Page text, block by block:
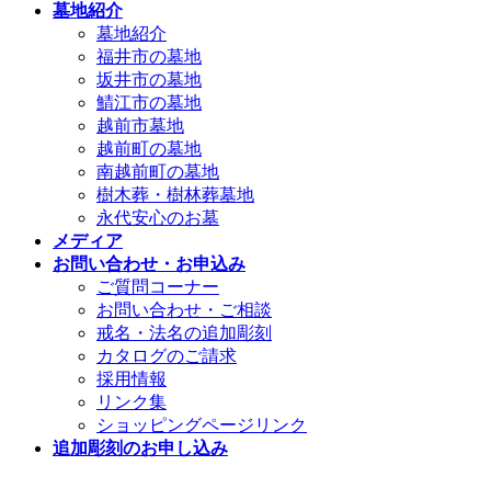
墓地紹介
墓地紹介
福井市の墓地
坂井市の墓地
鯖江市の墓地
越前市墓地
越前町の墓地
南越前町の墓地
樹木葬・樹林葬墓地
永代安心のお墓
メディア
お問い合わせ・お申込み
ご質問コーナー
お問い合わせ・ご相談
戒名・法名の追加彫刻
カタログのご請求
採用情報
リンク集
ショッピングページリンク
追加彫刻のお申し込み